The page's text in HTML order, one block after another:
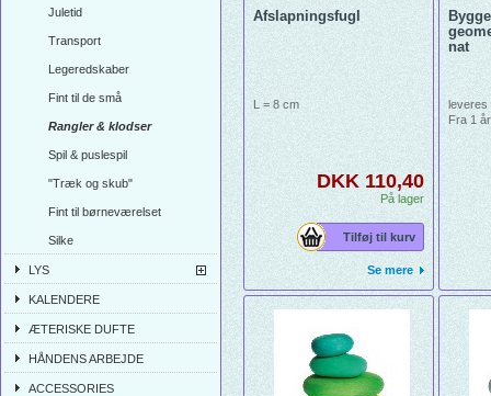
Juletid
Transport
Legeredskaber
Fint til de små
Rangler & klodser
Spil & puslespil
"Træk og skub"
Fint til børneværelset
Silke
LYS
KALENDERE
ÆTERISKE DUFTE
HÅNDENS ARBEJDE
ACCESSORIES
Afslapningsfugl
L = 8 cm
DKK 110,40
På lager
Tilføj til kurv
Se mere
nat
leveres
Fra 1